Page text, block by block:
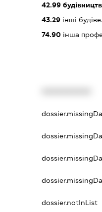
42.99
43.29 інші
74.90 інша
dossier.notInList